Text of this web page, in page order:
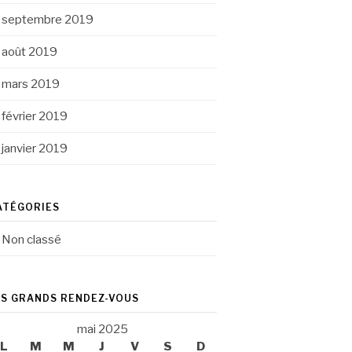
septembre 2019
août 2019
mars 2019
février 2019
janvier 2019
Non classé
GRANDS RENDEZ-VOUS
mai 2025
L
M M J V S D